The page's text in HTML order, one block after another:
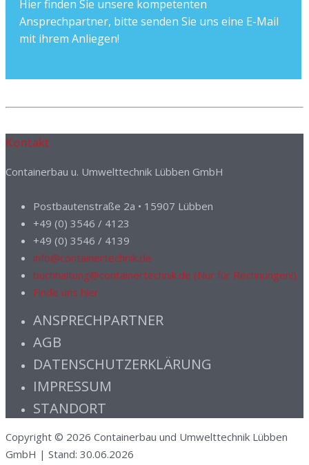
Hier finden Sie unsere kompetenten
Ansprechpartner, bitte senden Sie uns eine E-Mail
mit ihrem Anliegen!
Kontakt
Containerbau u. Umwelttechnik Lübben GmbH
Postbautenstraße 2a • 15907 Lübben
+49 (0) 3546 / 4123
+49 (0) 3546 / 4139
info@containertechnik.de
buchhaltung@containertechnik.de (Nur für Rechnungen!)
Finde uns hier
ANSPRECHPARTNER
AGB
DATENSCHUTZERKLÄRUNG
IMPRESSUM
STANDORT
Copyright © 2026 Containerbau und Umwelttechnik Lübben
GmbH | Stand: 30.06.2026